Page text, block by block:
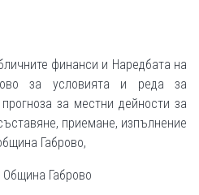
финанси и Наредбата на
за условията и реда за
за местни дейности за
приемане, изпълнение
Габрово,
Габрово